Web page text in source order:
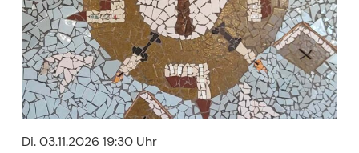
Di. 03.11.2026 19:30 Uhr